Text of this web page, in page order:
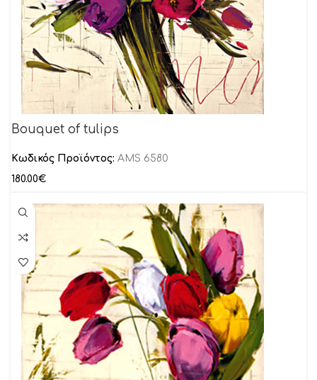
Bouquet of tulips
Κωδικός Προϊόντος: AMS 6580
180.00€